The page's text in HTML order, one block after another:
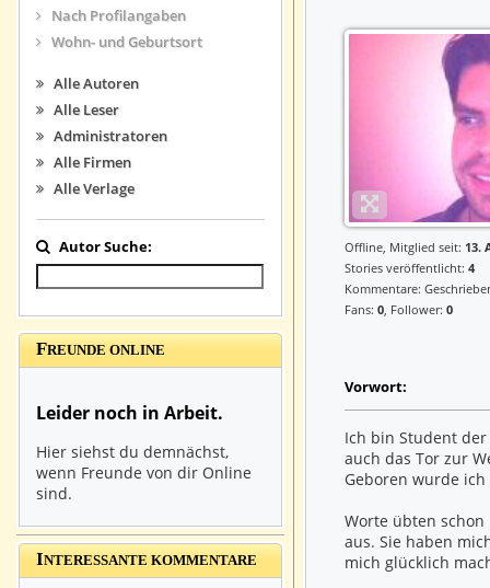
Offline, Mitglied seit: 13.
Stories veröffentlicht: 4
Kommentare:
Fans: 0, Follower: 0
Vorwort:
Ich bin Student
auch das Tor zur
Geboren wurde
Worte übten
aus. Sie haben
mich glücklich
Nach Profilangaben
Wohn- und Geburtsort
Alle Autoren
Alle Leser
Administratoren
Alle Firmen
Alle Verlage
Autor Suche:
FREUNDE ONLINE
Leider noch in Arbeit.
Hier siehst du demnächst,
wenn Freunde von dir Online
sind.
INTERESSANTE KOMMENTARE